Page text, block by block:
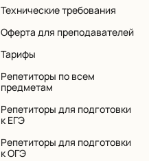
Технические требования
Оферта для преподавателей
Тарифы
Репетиторы по всем
предметам
Репетиторы для подготовки
к ЕГЭ
Репетиторы для подготовки
к ОГЭ